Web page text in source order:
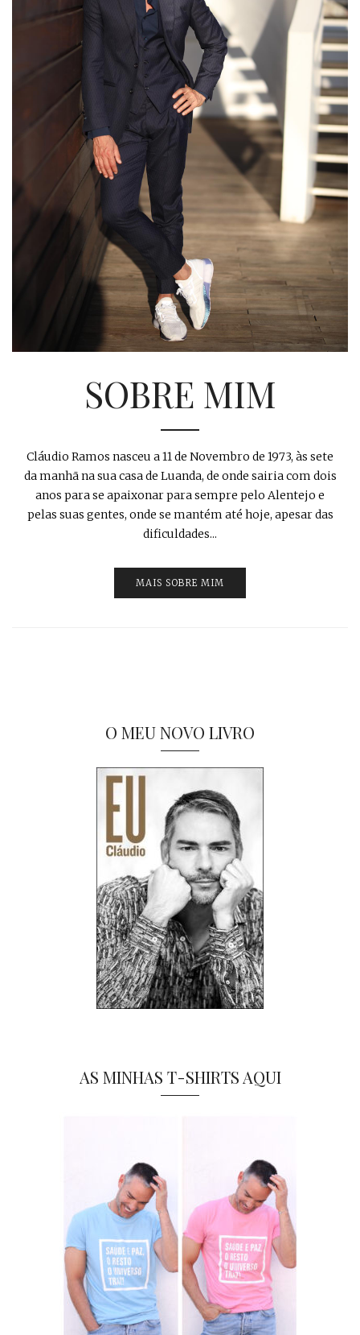
SOBRE MIM
Cláudio Ramos nasceu a 11 de Novembro de 1973, às sete
da manhã na sua casa de Luanda, de onde sairia com dois
anos para se apaixonar para sempre pelo Alentejo e
pelas suas gentes, onde se mantém até hoje, apesar das
dificuldades...
MAIS SOBRE MIM
O MEU NOVO LIVRO
AS MINHAS T-SHIRTS AQUI